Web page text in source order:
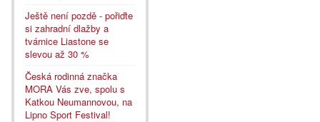
Ještě není pozdě - pořiďte
si zahradní dlažby a
tvárnice Liastone se
slevou až 30 %
Česká rodinná značka
MORA Vás zve, spolu s
Katkou Neumannovou, na
Lipno Sport Festival!